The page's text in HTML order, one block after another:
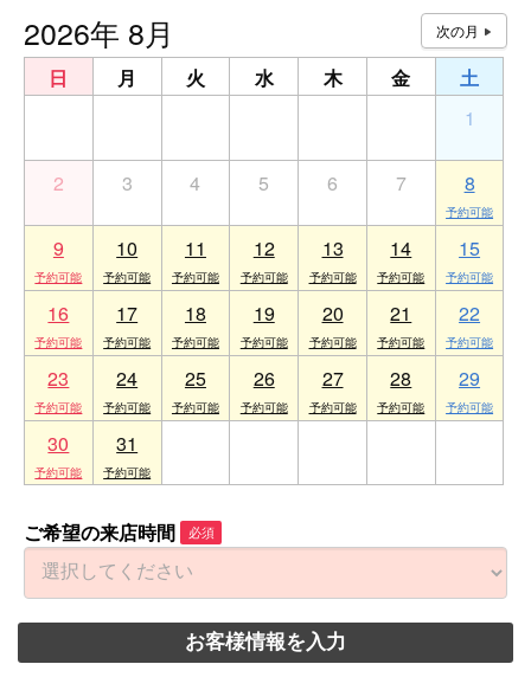
2026年 8月
日 月 火 水 木 金
土
1
2 3 4 5 6 7 8
9 10 11 12 13 14 15
16 17 18 19 20 21 22
23 24 25 26 27 28 29
30 31
ご希望の来店時間 必須
お客様情報を入力